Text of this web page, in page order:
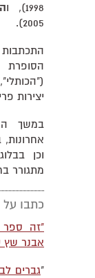
1998), ו
2005).
יצירות
במשך
אחרונות,
וכן
מתגורר
כתבו
"זה ספר
אבנר שץ
"גברים